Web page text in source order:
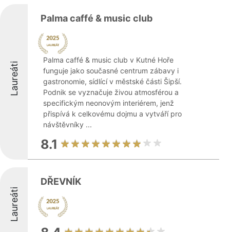
Laureáti
Palma caffé & music club
Palma caffé & music club v Kutné Hoře
funguje jako současné centrum zábavy i
gastronomie, sídlící v městské části Šipší.
Podnik se vyznačuje živou atmosférou a
specifickým neonovým interiérem, jenž
přispívá k celkovému dojmu a vytváří pro
návštěvníky ...
8.1
Laureáti
DŘEVNÍK